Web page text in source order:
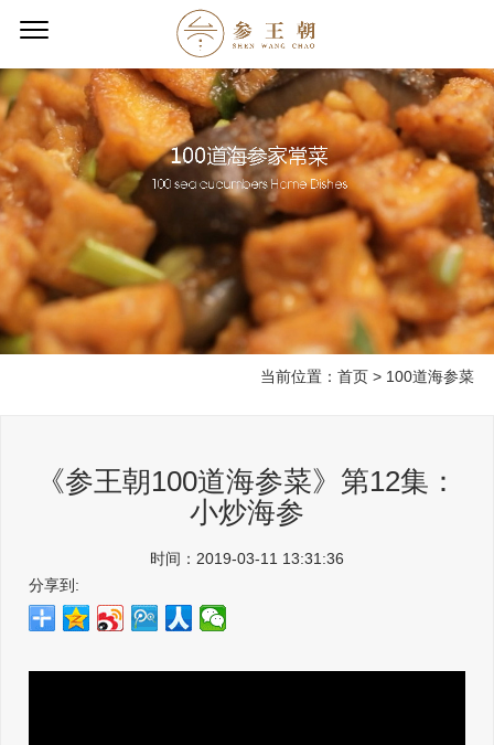
当前位置：首页 > 100道海参菜
《参王朝100道海参菜》第12集：
小炒海参
时间：2019-03-11 13:31:36
分享到: